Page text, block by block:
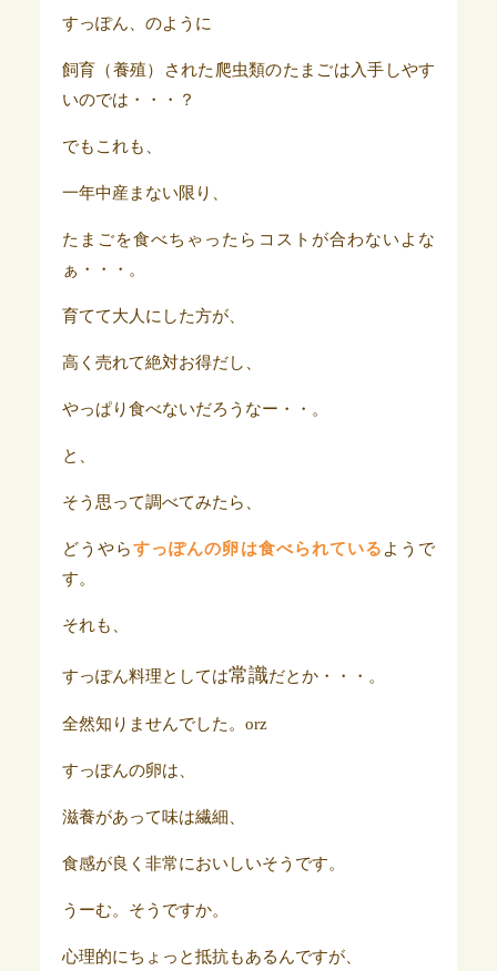
すっぽん、のように
飼育（養殖）された爬虫類のたまごは入手しやす
いのでは・・・？
でもこれも、
一年中産まない限り、
たまごを食べちゃったらコストが合わないよな
ぁ・・・。
育てて大人にした方が、
高く売れて絶対お得だし、
やっぱり食べないだろうなー・・。
と、
そう思って調べてみたら、
どうやらすっぽんの卵は食べられている ようで
す。
それも、
すっぽん料理としては常識だとか・・・。
全然知りませんでした。orz
すっぽんの卵は、
滋養があって味は繊細、
食感が良く非常においしいそうです。
うーむ。そうですか。
心理的にちょっと抵抗もあるんですが、